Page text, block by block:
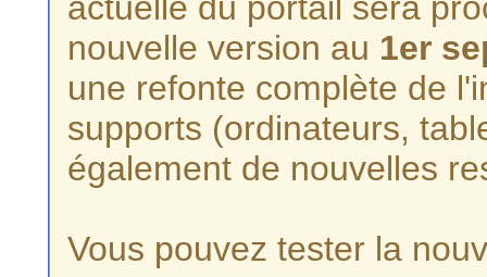
nouvelle version au 1er
une refonte complète de
supports (ordinateurs,
également de nouvelles
Vous pouvez tester la